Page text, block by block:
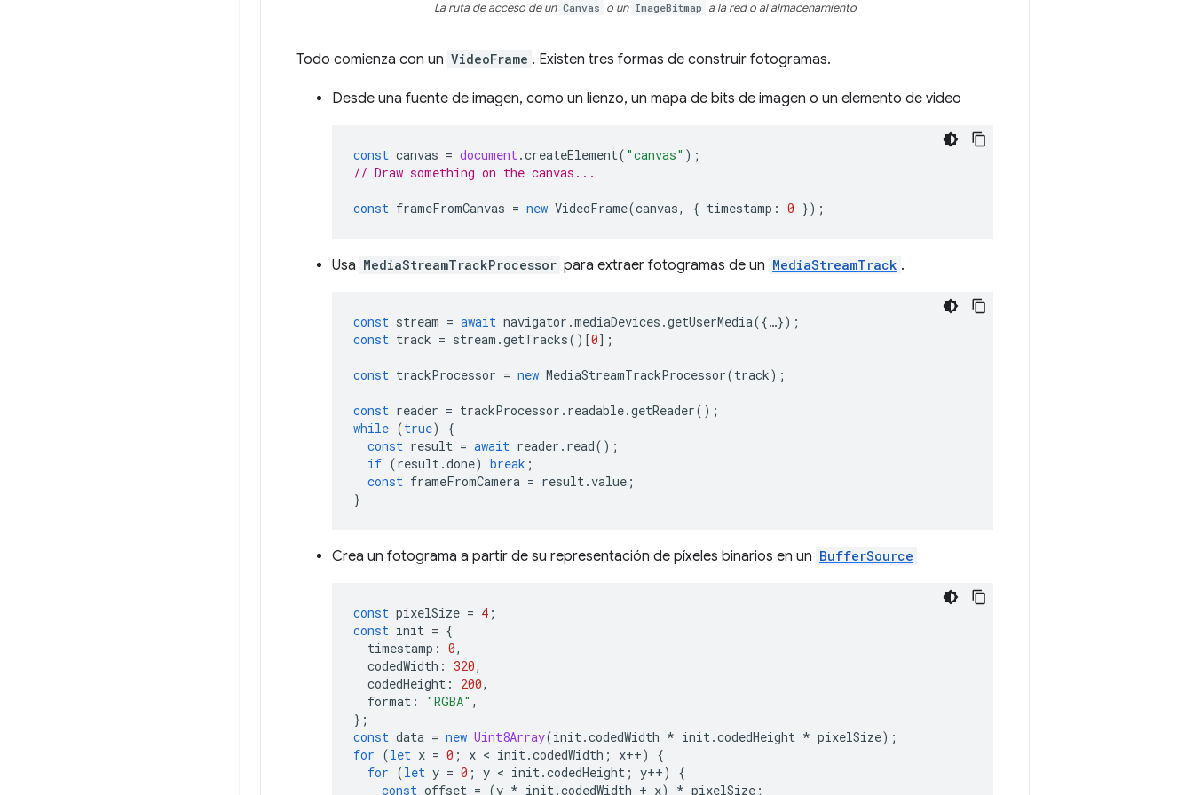
La ruta de acceso de un Canvas o un ImageBitmap a la red o al almacenamiento
Todo comienza con un VideoFrame . Existen tres formas de construir fotogramas.
Desde una fuente de imagen, como un lienzo, un mapa de bits de imagen o un elemento de video
const canvas = document.createElement( "canvas" );
// Draw something on the canvas...
const frameFromCanvas = new VideoFrame(canvas, { timestamp : 0 });
Usa MediaStreamTrackProcessor para extraer fotogramas de un MediaStreamTrack .
const stream = await navigator .mediaDevices .getUserMedia({…});
const track = stream .getTracks()[0];
const trackProcessor = new MediaStreamTrackProcessor(track);
const reader = trackProcessor . readable.getReader();
while (true)
{
const result = await reader . read();
if (result.done) break ;
const frameFromCamera = result.value ;
}
Crea un fotograma a partir de su representación de píxeles binarios en un BufferSource
const pixelSize = 4 ;
const init = {
timestamp : 0,
codedWidth : 320,
codedHeight : 200,
format : "RGBA" ,
};
const data = new Uint8Array(init.codedWidth * init.codedHeight * pixelSize);
for (let x = 0 ; x < init.codedWidth ; x++)
{
for (let y = 0 ; y < init.codedHeight ; y++)
{
const offset = (y * init.codedWidth + x) * pixelSize ;